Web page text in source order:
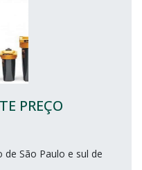
PREÇO
São Paulo e sul de